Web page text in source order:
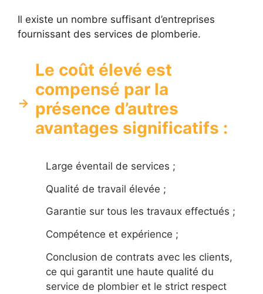
Il existe un nombre suffisant d’entreprises
fournissant des services de plomberie.
Le coût élevé est
compensé par la
présence d’autres
avantages significatifs :
Large éventail de services ;
Qualité de travail élevée ;
Garantie sur tous les travaux effectués ;
Compétence et expérience ;
Conclusion de contrats avec les clients,
ce qui garantit une haute qualité du
service de plombier et le strict respect